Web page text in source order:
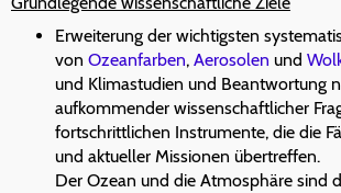
Erweiterung der wichtigsten
von Ozeanfarben, Aerosolen und
und Klimastudien und Beantwortung
aufkommender wissenschaftlicher
fortschrittlichen Instrumente, die die
und aktueller Missionen übertreffen.
Der Ozean und die Atmosphäre sind